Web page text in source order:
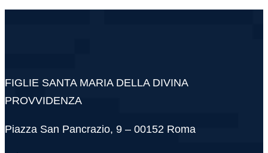
FIGLIE SANTA MARIA DELLA DIVINA
PROVVIDENZA
Piazza San Pancrazio, 9 – 00152 Roma